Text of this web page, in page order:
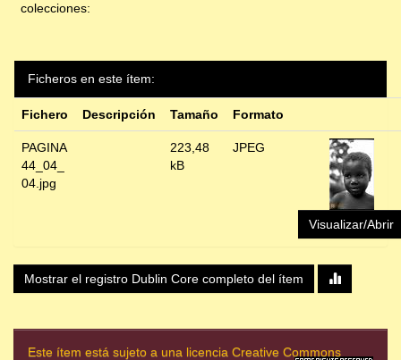
colecciones:
Ficheros en este ítem:
Fichero Descripción Tamaño Formato
PAGINA
44_04_
04.jpg
223,48
kB
JPEG
Visualizar/Abrir
Mostrar el registro Dublin Core completo del ítem
Este ítem está sujeto a una licencia Creative Commons